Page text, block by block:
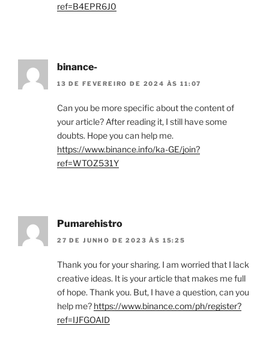
ref=B4EPR6J0
binance-
13 DE FEVEREIRO DE 2024 ÀS 11:07
Can you be more specific about the content of
your article? After reading it, I still have some
doubts. Hope you can help me.
https://www.binance.info/ka-GE/join?
ref=WTOZ531Y
Pumarehistro
27 DE JUNHO DE 2023 ÀS 15:25
Thank you for your sharing. I am worried that I lack
creative ideas. It is your article that makes me full
of hope. Thank you. But, I have a question, can you
help me? https://www.binance.com/ph/register?
ref=IJFGOAID